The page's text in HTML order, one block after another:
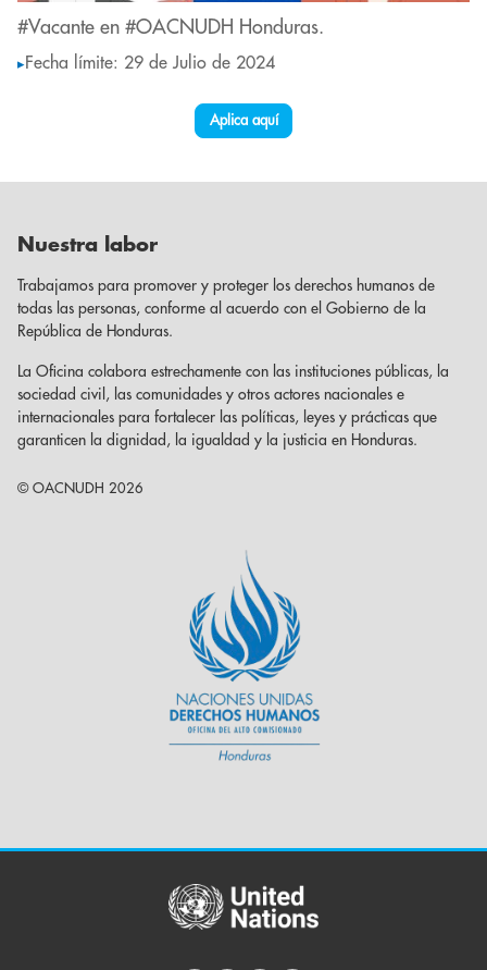
#Vacante en #OACNUDH Honduras.
▸Fecha límite: 29 de Julio de 2024
Aplica aquí
Nuestra labor
Trabajamos para promover y proteger los derechos humanos de
todas las personas, conforme al acuerdo con el Gobierno de la
República de Honduras.
La Oficina colabora estrechamente con las instituciones públicas, la
sociedad civil, las comunidades y otros actores nacionales e
internacionales para fortalecer las políticas, leyes y prácticas que
garanticen la dignidad, la igualdad y la justicia en Honduras.
© OACNUDH 2026